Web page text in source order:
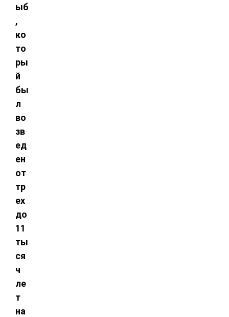
ыб
,
ко
то
ры
й
бы
л
во
зв
ед
ен
от
тр
ех
до
11
ты
ся
ч
ле
т
на